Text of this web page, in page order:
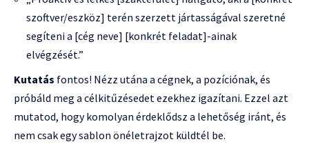
szoftver/eszköz] terén szerzett jártasságával szeretné
segíteni a [cég neve] [konkrét feladat]-ainak
elvégzését.”
Kutatás fontos! Nézz utána a cégnek, a pozíciónak, és
próbáld meg a célkitűzésedet ezekhez igazítani. Ezzel azt
mutatod, hogy komolyan érdeklődsz a lehetőség iránt, és
nem csak egy sablon önéletrajzot küldtél be.